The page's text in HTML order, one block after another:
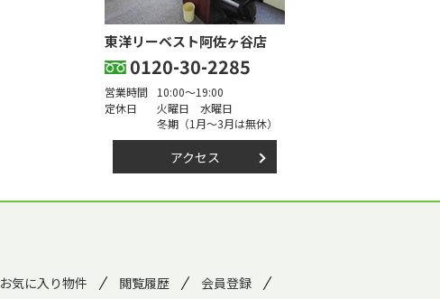
東洋リーベスト阿佐ヶ谷店
0120-30-2285
営業時間
10:00～19:00
定休日
火曜日 水曜日
冬期（1月～3月は無休）
アクセス
お気に入り物件 閲覧履歴
会員登録